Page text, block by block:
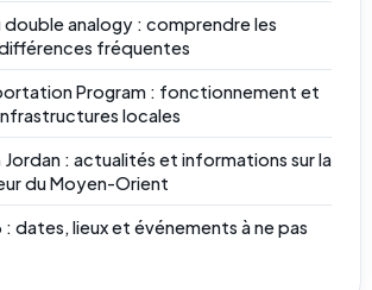
double analogy : comprendre les
fréquentes
Program : fonctionnement et
locales
Jordan : actualités et informations sur la
du Moyen-Orient
: dates, lieux et événements à ne pas